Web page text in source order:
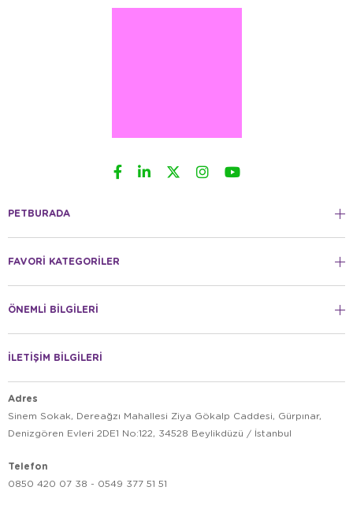
PETBURADA
FAVORİ KATEGORİLER
ÖNEMLİ BİLGİLERİ
İLETİŞİM BİLGİLERİ
Adres
Sinem Sokak, Dereağzı Mahallesi Ziya Gökalp Caddesi, Gürpınar,
Denizgören Evleri 2DE1 No:122, 34528 Beylikdüzü / İstanbul
Telefon
0850 420 07 38 - 0549 377 51 51